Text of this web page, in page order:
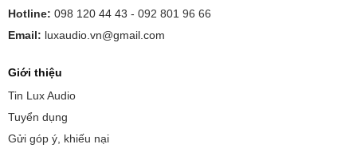
Hotline: 098 120 44 43 - 092 801 96 66
Email: luxaudio.vn@gmail.com
Giới thiệu
Tin Lux Audio
Tuyển dụng
Gửi góp ý, khiếu nại